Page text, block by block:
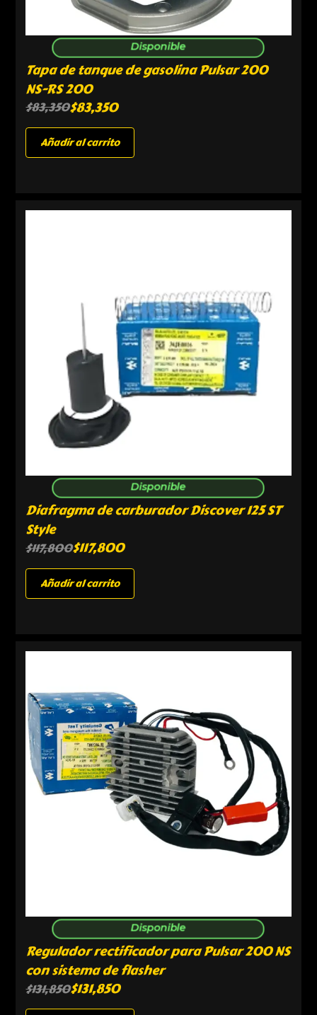
Disponible
Tapa de tanque de gasolina Pulsar 200
NS-RS 200
$83,350$83,350
Añadir al carrito
Disponible
Diafragma de carburador Discover 125 ST
Style
$117,800$117,800
Añadir al carrito
Disponible
Regulador rectificador para Pulsar 200 NS
con sistema de flasher
$131,850$131,850